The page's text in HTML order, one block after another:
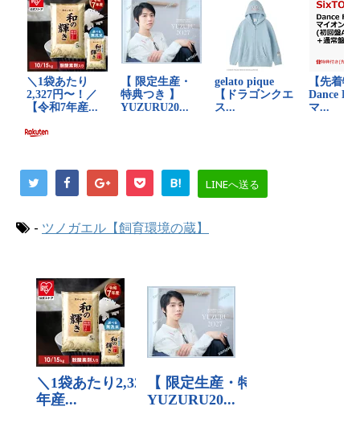
B! LINEへ送る
- ツノガエル【飼育環境の蔵】